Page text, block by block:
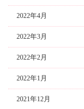
2022年4月
2022年3月
2022年2月
2022年1月
2021年12月